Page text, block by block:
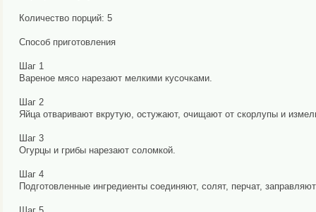
Количество порций: 5
Способ приготовления
Шаг 1
Вареное мясо нарезают мелкими кусочками.
Шаг 2
Яйца отваривают вкрутую, остужают, очищают от скорлупы и
Шаг 3
Огурцы и грибы нарезают соломкой.
Шаг 4
Подготовленные ингредиенты соединяют, солят, перчат,